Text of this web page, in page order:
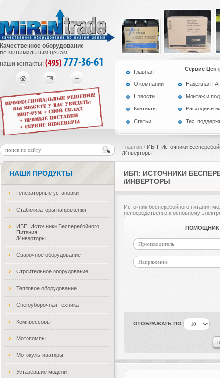
Качественное оборудование
по минимальным ценам
наши контакты: (495) 777-36-61
Главная
О компании
Новости
Контакты
Статьи
Сервис
Надежная
Монтаж и
Расходные
Тех.
Главная / ИБП: Источники
/Инверторы
НАШИ ПРОДУКТЫ
Генераторные установки
Стабилизаторы напряжения
ИБП: Источники Бесперебойного
Питания
/Инверторы
Сварочное оборудование
Строительное оборудование
Тепловое оборудование
Снегоуборочная техника
Компрессоры
Мотопомпы
Мотокультиваторы
Устаревшие модели
ИБП: ИСТОЧНИКИ
/ИНВЕРТОРЫ
Источник бесперебойного питания
непосредственно к основному
ПОМОЩНИК
Производитель
Напряжение
ОТОБРАЖАТЬ ПО